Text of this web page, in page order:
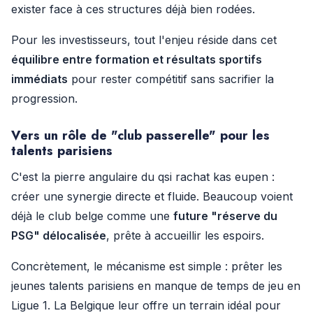
exister face à ces structures déjà bien rodées.
Pour les investisseurs, tout l'enjeu réside dans cet
équilibre entre formation et résultats sportifs
immédiats pour rester compétitif sans sacrifier la
progression.
Vers un rôle de "club passerelle" pour les
talents parisiens
C'est la pierre angulaire du qsi rachat kas eupen :
créer une synergie directe et fluide. Beaucoup voient
déjà le club belge comme une future "réserve du
PSG" délocalisée, prête à accueillir les espoirs.
Concrètement, le mécanisme est simple : prêter les
jeunes talents parisiens en manque de temps de jeu en
Ligue 1. La Belgique leur offre un terrain idéal pour